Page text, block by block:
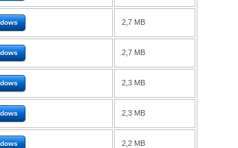
2,7 MB
2,7 MB
2,3 MB
2,3 MB
2,2 MB